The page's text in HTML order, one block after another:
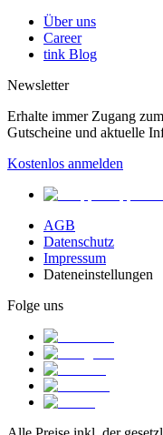
Über uns
Career
tink Blog
Newsletter
Erhalte immer Zugang
Gutscheine und aktuelle
Kostenlos anmelden
AGB
Datenschutz
Impressum
Dateneinstellungen
Folge uns